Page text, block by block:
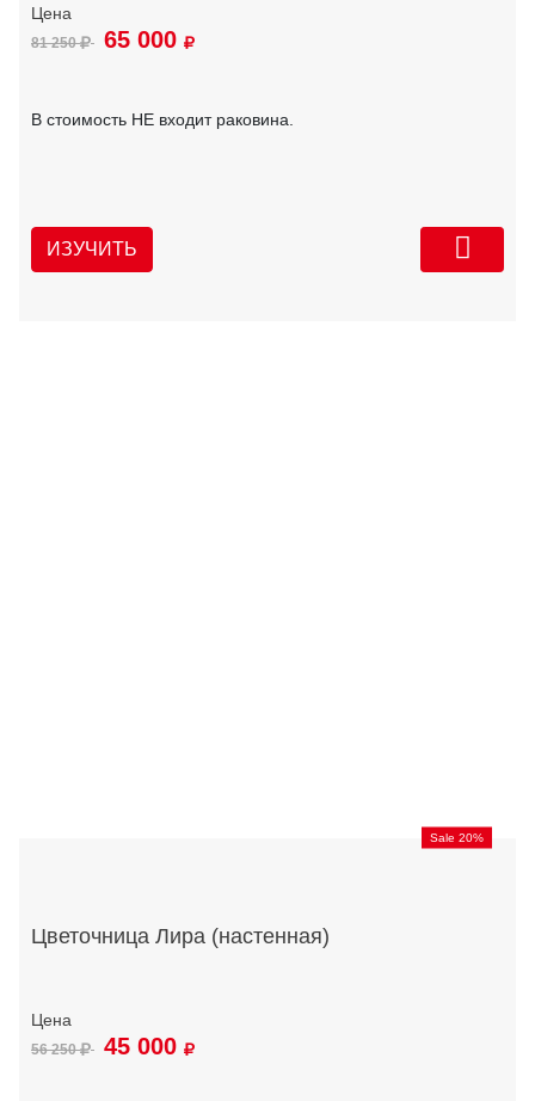
81 250 65 000
В стоимость НЕ входит раковина.
ИЗУЧИТЬ
Sale 20%
Цветочница Лира (настенная)
56 250 45 000